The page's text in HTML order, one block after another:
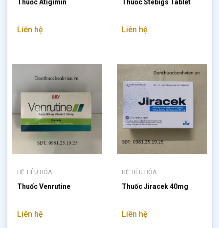
Thuốc Atigimin
Liên hệ
Thuốc Stebigs Tablet
Liên hệ
HỆ TIÊU HÓA
Thuốc Venrutine
Liên hệ
HỆ TIÊU HÓA
Thuốc Jiracek 40mg
Liên hệ